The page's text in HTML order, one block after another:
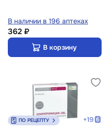
В наличии в 196 аптеках
362 ₽
В корзину
ПО РЕЦЕПТУ +19